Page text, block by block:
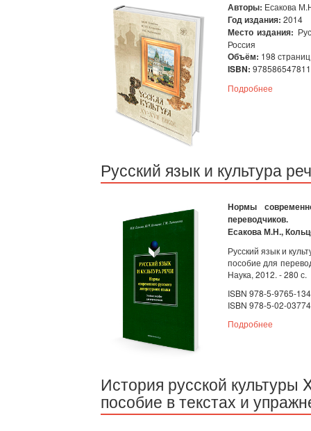
Авторы: Есакова
Год издания: 2014
Место издания:
Россия
Объём: 198 страниц
ISBN:
Подробнее
Русский язык и культура
Нормы
переводчиков.
Есакова М.Н.,
Русский язык и
пособие для
Наука, 2012. - 280 с.
ISBN 978-5-9765-
ISBN 978-5-02-
Подробнее
История русской культуры
пособие в текстах и